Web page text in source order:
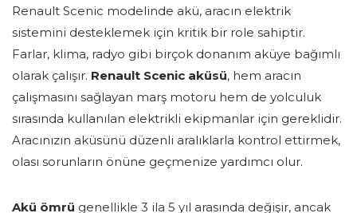
Renault Scenic modelinde akü, aracın elektrik
sistemini desteklemek için kritik bir role sahiptir.
Farlar, klima, radyo gibi birçok donanım aküye bağımlı
olarak çalışır. Renault Scenic aküsü, hem aracın
çalışmasını sağlayan marş motoru hem de yolculuk
sırasında kullanılan elektrikli ekipmanlar için gereklidir.
Aracınızın aküsünü düzenli aralıklarla kontrol ettirmek,
olası sorunların önüne geçmenize yardımcı olur.
Akü ömrü genellikle 3 ila 5 yıl arasında değişir, ancak